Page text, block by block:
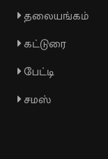
தலையங்கம்
கட்டுரை
பேட்டி
சமஸ்